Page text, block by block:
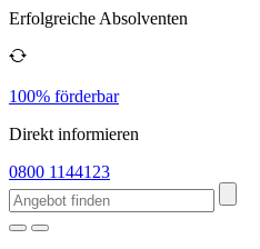
Erfolgreiche Absolventen
100% förderbar
Direkt informieren
0800 1144123